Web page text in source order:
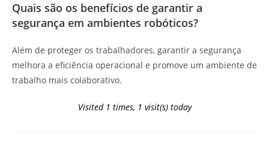
Quais são os benefícios de garantir a
segurança em ambientes robóticos?
Além de proteger os trabalhadores, garantir a segurança
melhora a eficiência operacional e promove um ambiente de
trabalho mais colaborativo.
Visited 1 times, 1 visit(s) today